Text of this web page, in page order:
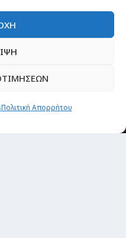
Πολιτική Απορρήτου